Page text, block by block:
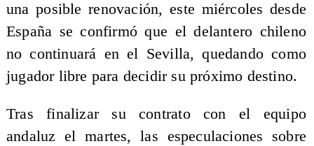
una posible renovación, este miércoles desde
España se confirmó que el delantero chileno
no continuará en el Sevilla, quedando como
jugador libre para decidir su próximo destino.
Tras finalizar su contrato con el equipo
andaluz el martes, las especulaciones sobre